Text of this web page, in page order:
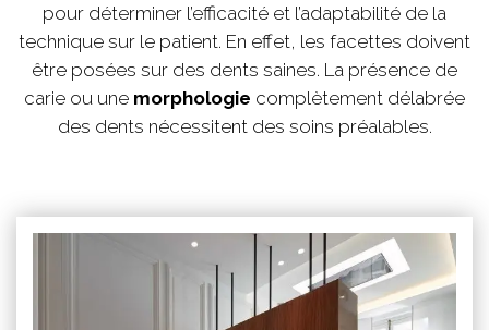
pour déterminer l’efficacité et l’adaptabilité de la
technique sur le patient. En effet, les facettes doivent
être posées sur des dents saines. La présence de
carie ou une morphologie complètement délabrée
des dents nécessitent des soins préalables.